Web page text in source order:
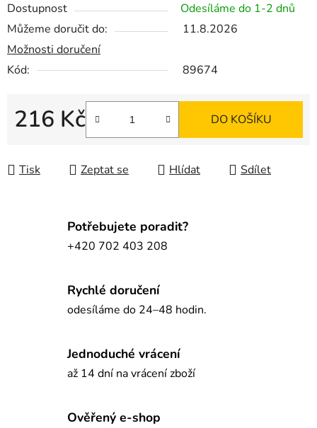
Dostupnost
Odesíláme do 1-2 dnů
Můžeme doručit do:
11.8.2026
Možnosti doručení
Kód:
89674
216 Kč DO KOŠÍKU
Tisk Zeptat se Hlídat Sdílet
Potřebujete poradit?
+420 702 403 208
Rychlé doručení
odesíláme do 24–48 hodin.
Jednoduché vrácení
až 14 dní na vrácení zboží
Ověřený e-shop